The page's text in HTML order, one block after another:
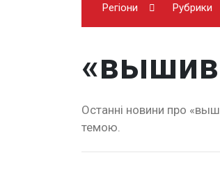
Регіони Рубрики
Останні новини про
темою.